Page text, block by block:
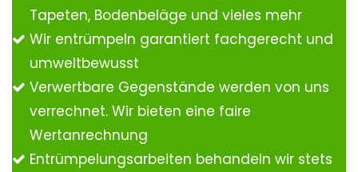
Tapeten, Bodenbeläge und vieles mehr
Wir entrümpeln garantiert fachgerecht und
umweltbewusst
Verwertbare Gegenstände werden von uns
verrechnet. Wir bieten eine faire
Wertanrechnung
Entrümpelungsarbeiten behandeln wir stets